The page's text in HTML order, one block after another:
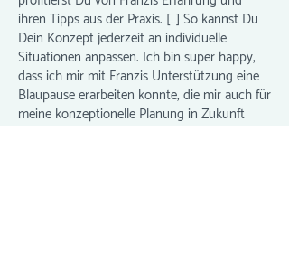
ihren Tipps aus der Praxis. […] So kannst Du
Dein Konzept jederzeit an individuelle
Situationen anpassen. Ich bin super happy,
dass ich mir mit Franzis Unterstützung eine
Blaupause erarbeiten konnte, die mir auch für
meine konzeptionelle Planung in Zukunft